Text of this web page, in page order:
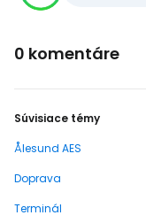
0 komentáre
Súvisiace témy
Ålesund AES
Doprava
Terminál